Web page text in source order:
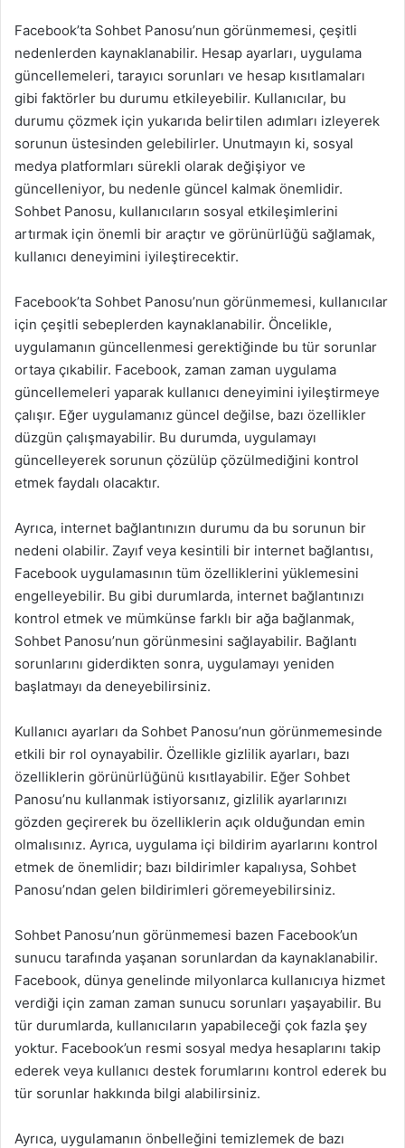
Facebook’ta Sohbet Panosu’nun görünmemesi, çeşitli
nedenlerden kaynaklanabilir. Hesap ayarları, uygulama
güncellemeleri, tarayıcı sorunları ve hesap kısıtlamaları
gibi faktörler bu durumu etkileyebilir. Kullanıcılar, bu
durumu çözmek için yukarıda belirtilen adımları izleyerek
sorunun üstesinden gelebilirler. Unutmayın ki, sosyal
medya platformları sürekli olarak değişiyor ve
güncelleniyor, bu nedenle güncel kalmak önemlidir.
Sohbet Panosu, kullanıcıların sosyal etkileşimlerini
artırmak için önemli bir araçtır ve görünürlüğü sağlamak,
kullanıcı deneyimini iyileştirecektir.
Facebook’ta Sohbet Panosu’nun görünmemesi, kullanıcılar
için çeşitli sebeplerden kaynaklanabilir. Öncelikle,
uygulamanın güncellenmesi gerektiğinde bu tür sorunlar
ortaya çıkabilir. Facebook, zaman zaman uygulama
güncellemeleri yaparak kullanıcı deneyimini iyileştirmeye
çalışır. Eğer uygulamanız güncel değilse, bazı özellikler
düzgün çalışmayabilir. Bu durumda, uygulamayı
güncelleyerek sorunun çözülüp çözülmediğini kontrol
etmek faydalı olacaktır.
Ayrıca, internet bağlantınızın durumu da bu sorunun bir
nedeni olabilir. Zayıf veya kesintili bir internet bağlantısı,
Facebook uygulamasının tüm özelliklerini yüklemesini
engelleyebilir. Bu gibi durumlarda, internet bağlantınızı
kontrol etmek ve mümkünse farklı bir ağa bağlanmak,
Sohbet Panosu’nun görünmesini sağlayabilir. Bağlantı
sorunlarını giderdikten sonra, uygulamayı yeniden
başlatmayı da deneyebilirsiniz.
Kullanıcı ayarları da Sohbet Panosu’nun görünmemesinde
etkili bir rol oynayabilir. Özellikle gizlilik ayarları, bazı
özelliklerin görünürlüğünü kısıtlayabilir. Eğer Sohbet
Panosu’nu kullanmak istiyorsanız, gizlilik ayarlarınızı
gözden geçirerek bu özelliklerin açık olduğundan emin
olmalısınız. Ayrıca, uygulama içi bildirim ayarlarını kontrol
etmek de önemlidir; bazı bildirimler kapalıysa, Sohbet
Panosu’ndan gelen bildirimleri göremeyebilirsiniz.
Sohbet Panosu’nun görünmemesi bazen Facebook’un
sunucu tarafında yaşanan sorunlardan da kaynaklanabilir.
Facebook, dünya genelinde milyonlarca kullanıcıya hizmet
verdiği için zaman zaman sunucu sorunları yaşayabilir. Bu
tür durumlarda, kullanıcıların yapabileceği çok fazla şey
yoktur. Facebook’un resmi sosyal medya hesaplarını takip
ederek veya kullanıcı destek forumlarını kontrol ederek bu
tür sorunlar hakkında bilgi alabilirsiniz.
Ayrıca, uygulamanın önbelleğini temizlemek de bazı